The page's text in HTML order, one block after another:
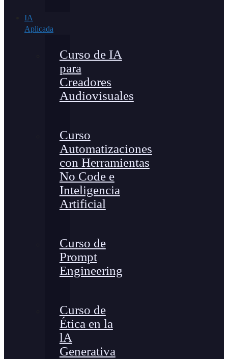
IA
Aplicada
Curso de IA
para
Creadores
Audiovisuales
Curso
Automatizaciones
con Herramientas
No Code e
Inteligencia
Artificial
Curso de
Prompt
Engineering
Curso de
Ética en la
lA
Generativa